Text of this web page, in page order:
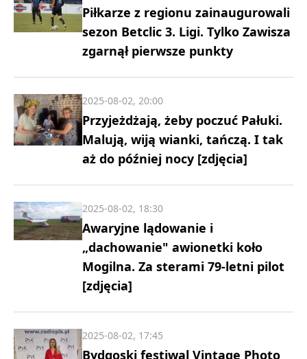
Piłkarze z regionu zainaugurowali
sezon Betclic 3. Ligi. Tylko Zawisza
zgarnął pierwsze punkty
Przyjeżdżają, żeby poczuć Pałuki.
Malują, wiją wianki, tańczą. I tak
aż do później nocy [zdjęcia]
2025-08-02, 20:00
Awaryjne lądowanie i
„dachowanie" awionetki koło
Mogilna. Za sterami 79-letni pilot
[zdjęcia]
2025-08-02, 18:30
Bydgoski festiwal Vintage Photo
2025-08-02, 17:45